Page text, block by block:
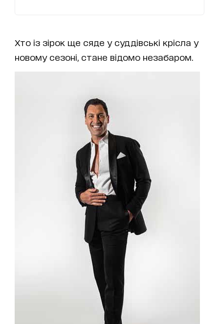
Хто із зірок ще сяде у суддівські крісла у
новому сезоні, стане відомо незабаром.